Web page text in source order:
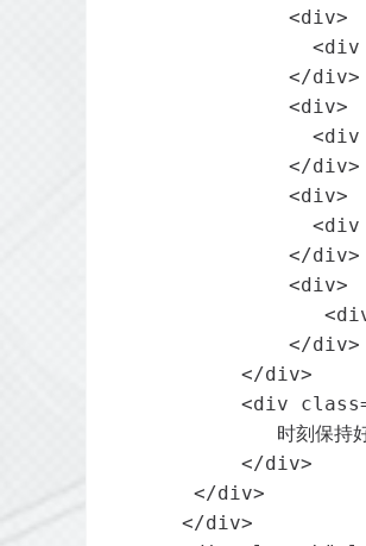
               <div>
<div
               </div>
               <div>
<div
               </div>
               <div>
<div
               </div>
               <div>
               </div>
           </div>
<div
时刻保持好
           </div>
       </div>
      </div>